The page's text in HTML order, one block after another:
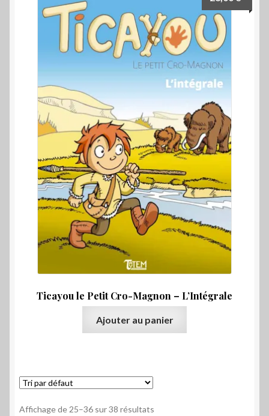
Ticayou le Petit Cro-Magnon – L’Intégrale
Ajouter au panier
Affichage de 25–36 sur 38 résultats